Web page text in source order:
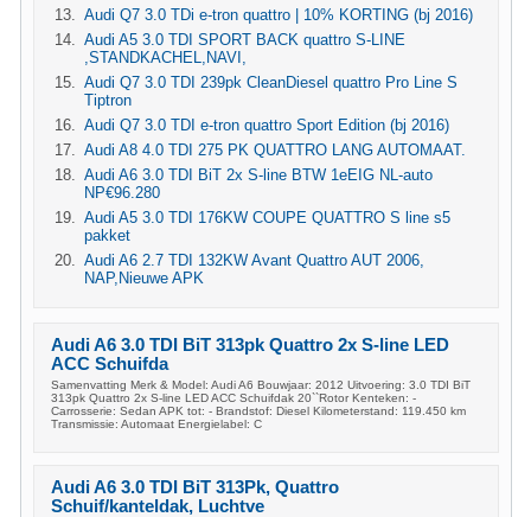
Audi Q7 3.0 TDi e-tron quattro | 10% KORTING (bj 2016)
Audi A5 3.0 TDI SPORT BACK quattro S-LINE
,STANDKACHEL,NAVI,
Audi Q7 3.0 TDI 239pk CleanDiesel quattro Pro Line S
Tiptron
Audi Q7 3.0 TDI e-tron quattro Sport Edition (bj 2016)
Audi A8 4.0 TDI 275 PK QUATTRO LANG AUTOMAAT.
Audi A6 3.0 TDI BiT 2x S-line BTW 1eEIG NL-auto
NP€96.280
Audi A5 3.0 TDI 176KW COUPE QUATTRO S line s5
pakket
Audi A6 2.7 TDI 132KW Avant Quattro AUT 2006,
NAP,Nieuwe APK
Audi A6 3.0 TDI BiT 313pk Quattro 2x S-line LED
ACC Schuifda
Samenvatting Merk & Model: Audi A6 Bouwjaar: 2012 Uitvoering: 3.0 TDI BiT
313pk Quattro 2x S-line LED ACC Schuifdak 20``Rotor Kenteken: -
Carrosserie: Sedan APK tot: - Brandstof: Diesel Kilometerstand: 119.450 km
Transmissie: Automaat Energielabel: C
Audi A6 3.0 TDI BiT 313Pk, Quattro
Schuif/kanteldak, Luchtve